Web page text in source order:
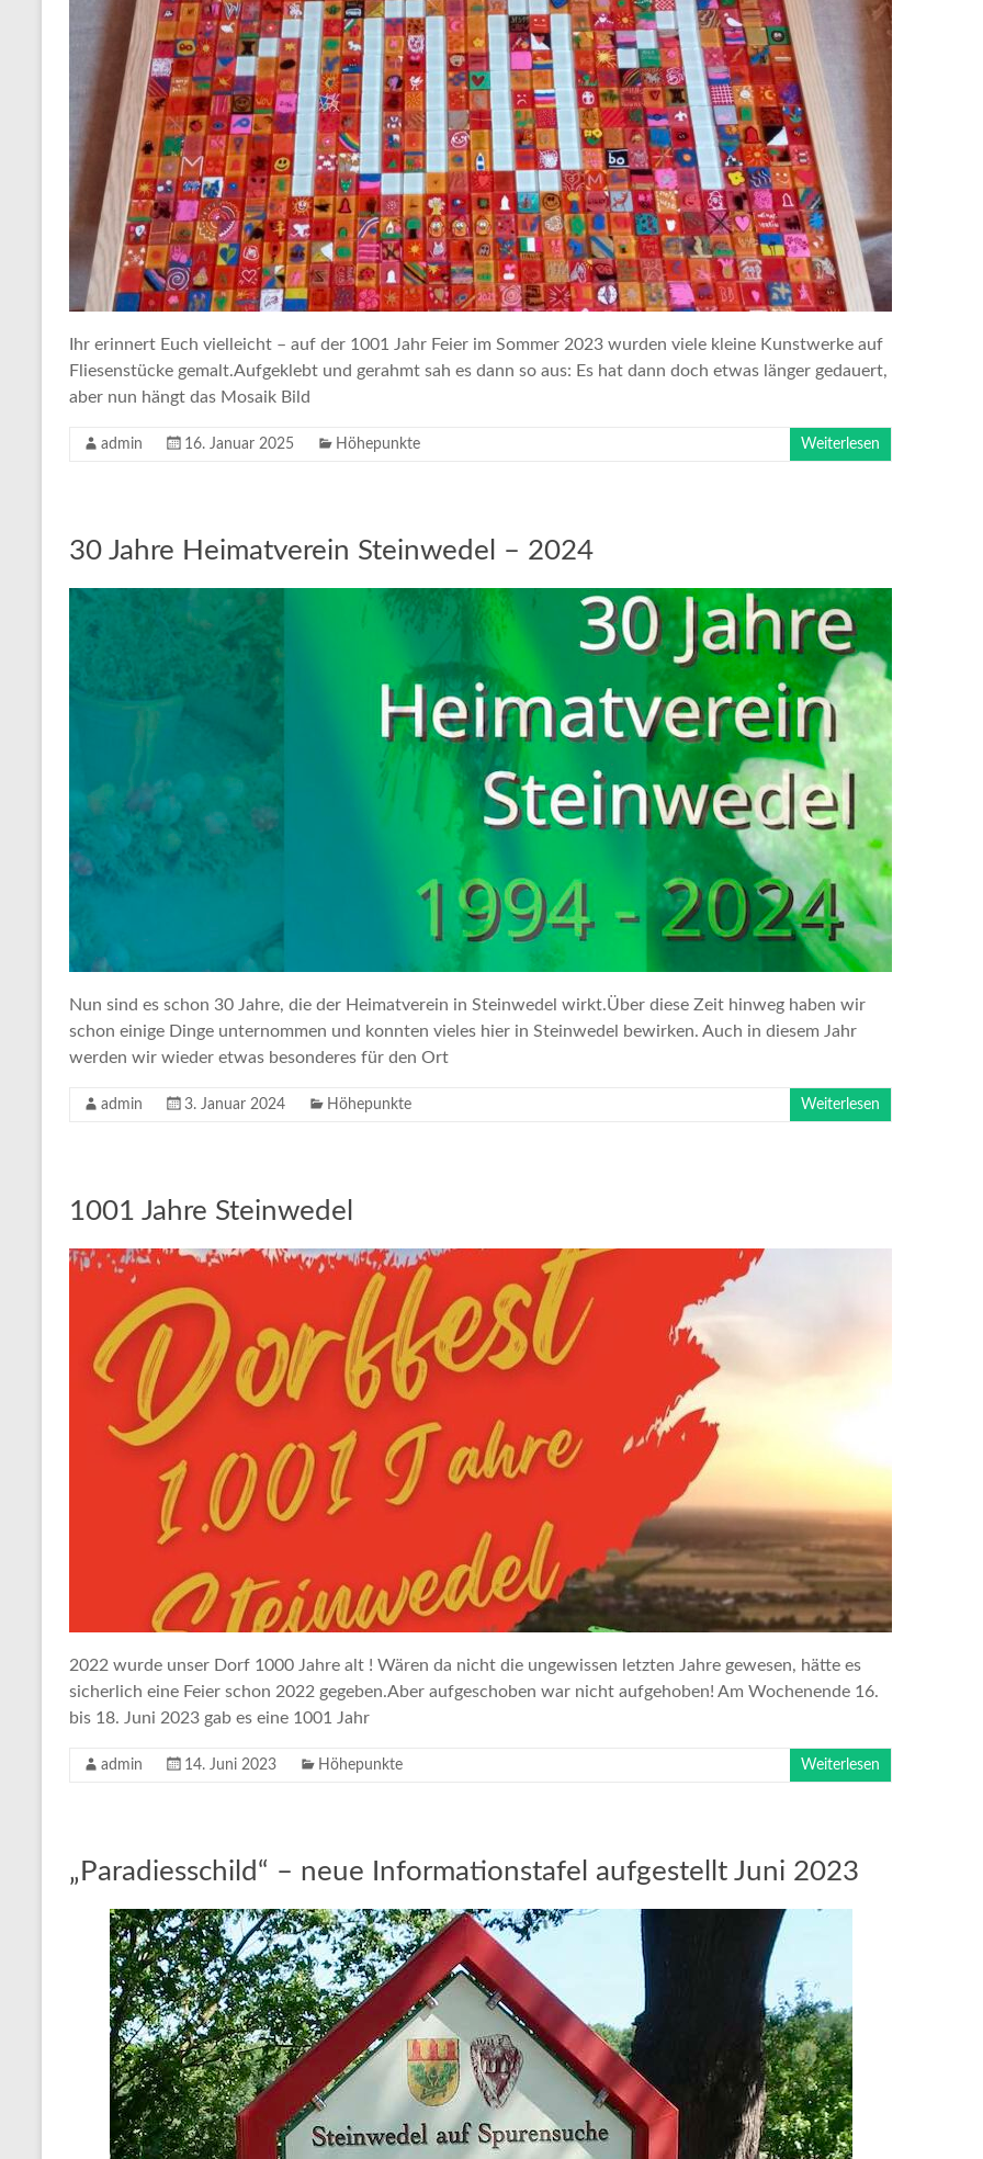
Ihr erinnert Euch vielleicht – auf der 1001 Jahr Feier im Sommer 2023 wurden viele kleine Kunstwerke auf
Fliesenstücke gemalt.Aufgeklebt und gerahmt sah es dann so aus: Es hat dann doch etwas länger gedauert,
aber nun hängt das Mosaik Bild
admin 16. Januar 2025 Höhepunkte Weiterlesen
30 Jahre Heimatverein Steinwedel – 2024
Nun sind es schon 30 Jahre, die der Heimatverein in Steinwedel wirkt.Über diese Zeit hinweg haben wir
schon einige Dinge unternommen und konnten vieles hier in Steinwedel bewirken. Auch in diesem Jahr
werden wir wieder etwas besonderes für den Ort
admin 3. Januar 2024 Höhepunkte Weiterlesen
1001 Jahre Steinwedel
2022 wurde unser Dorf 1000 Jahre alt ! Wären da nicht die ungewissen letzten Jahre gewesen, hätte es
sicherlich eine Feier schon 2022 gegeben.Aber aufgeschoben war nicht aufgehoben! Am Wochenende 16.
bis 18. Juni 2023 gab es eine 1001 Jahr
admin 14. Juni 2023 Höhepunkte Weiterlesen
„Paradiesschild“ – neue Informationstafel aufgestellt Juni 2023